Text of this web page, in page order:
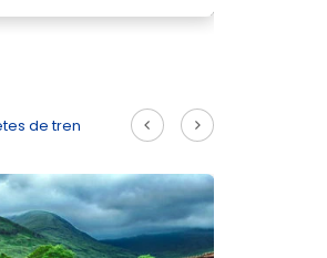
de tren